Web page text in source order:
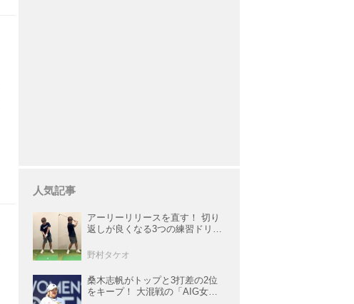
人気記事
アーリーリリースを直す！ 切り
返しが良くなる3つの練習ドリル
野村タケオ
桑木志帆がトップと3打差の2位
をキープ！ 大混戦の「AIG女子